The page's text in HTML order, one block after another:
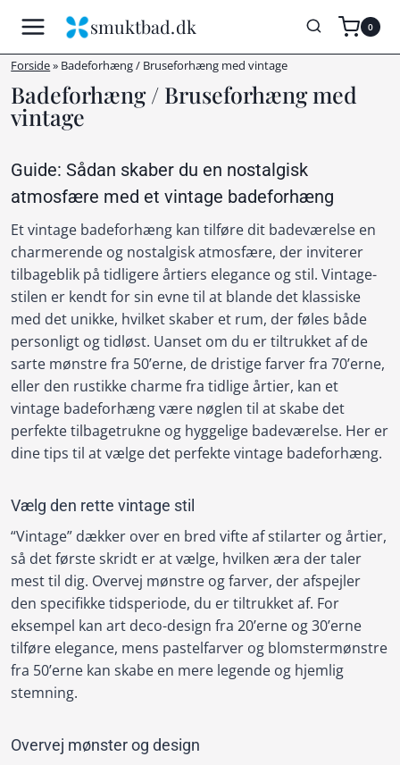
indhold
smuktbad.dk 0
Forside» Badeforhæng / Bruseforhæng med vintage
Badeforhæng / Bruseforhæng med
vintage
Guide: Sådan skaber du en nostalgisk
atmosfære med et vintage badeforhæng
Et vintage badeforhæng kan tilføre dit badeværelse en
charmerende og nostalgisk atmosfære, der inviterer
tilbageblik på tidligere årtiers elegance og stil. Vintage-
stilen er kendt for sin evne til at blande det klassiske
med det unikke, hvilket skaber et rum, der føles både
personligt og tidløst. Uanset om du er tiltrukket af de
sarte mønstre fra 50’erne, de dristige farver fra 70’erne,
eller den rustikke charme fra tidlige årtier, kan et
vintage badeforhæng være nøglen til at skabe det
perfekte tilbagetrukne og hyggelige badeværelse. Her er
dine tips til at vælge det perfekte vintage badeforhæng.
Vælg den rette vintage stil
“Vintage” dækker over en bred vifte af stilarter og årtier,
så det første skridt er at vælge, hvilken æra der taler
mest til dig. Overvej mønstre og farver, der afspejler
den specifikke tidsperiode, du er tiltrukket af. For
eksempel kan art deco-design fra 20’erne og 30’erne
tilføre elegance, mens pastelfarver og blomstermønstre
fra 50’erne kan skabe en mere legende og hjemlig
stemning.
Overvej mønster og design